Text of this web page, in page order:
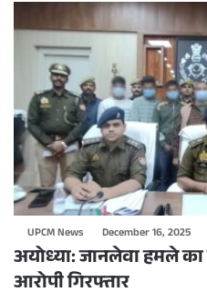
UPCM News December 16, 2025
अयोध्या: जानलेवा हमले
आरोपी गिरफ्तार